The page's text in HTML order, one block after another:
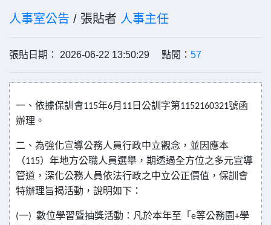
人事室公告 / 張貼者 人事主任
張貼日期： 2026-06-22 13:50:29 點閱： 57
一、依據保訓會115年6月 11 日公訓字第1152160321號函
辦理 。
二、為強化宣導公務人員行政中立觀念，並因應本
（115）年地方公職人員選舉，期透過全方位之多元宣導
管道，深化公務人員依法行政之中立公正價值，保訓會
特辦理旨揭活動，說明如下：
(一) 數位學習暨抽獎活動：凡於本年至「 e等公務園+學